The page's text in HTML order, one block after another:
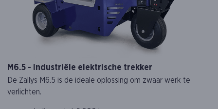
M6.5 - Industriële elektrische trekker
De Zallys M6.5 is de ideale oplossing om zwaar werk te
verlichten.